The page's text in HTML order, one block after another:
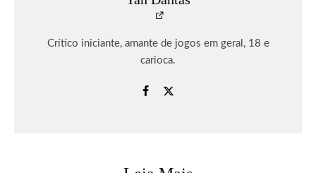
Crítico iniciante, amante de jogos em geral, 18 e
carioca.